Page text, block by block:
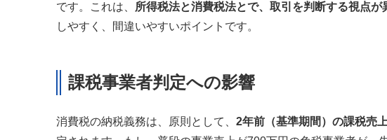
です。これは、
所得税法と消費税法とで、取引を判断する視点
しやすく、間違いやすいポイントです。
課税事業者判定への影響
消費税の納税義務は、原則として、 2年前（基準期間）の課税売